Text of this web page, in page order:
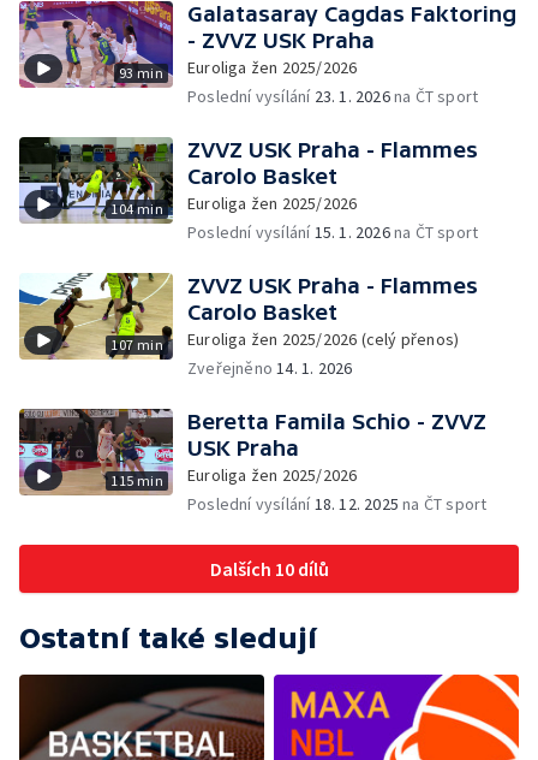
93 min
Galatasaray Cagdas Faktoring
- ZVVZ USK Praha
Euroliga žen 2025/2026
Poslední vysílání 23. 1. 2026na ČT sport
104 min
ZVVZ USK Praha - Flammes
Carolo Basket
Euroliga žen 2025/2026
Poslední vysílání15. 1. 2026na ČT sport
107 min
ZVVZ USK Praha - Flammes
Carolo Basket
Euroliga žen 2025/2026 (celý přenos)
Zveřejněno14. 1. 2026
115 min
Beretta Famila Schio - ZVVZ
USK Praha
Euroliga žen 2025/2026
Poslední vysílání18. 12. 2025 na ČT sport
Dalších 10 dílů
Ostatní také sledují